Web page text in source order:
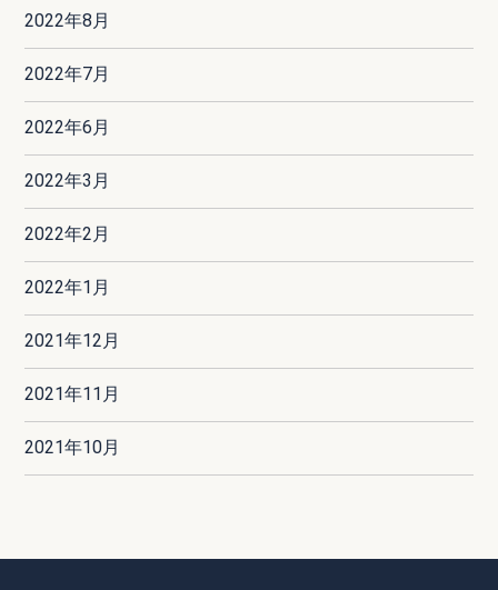
2022年8月
2022年7月
2022年6月
2022年3月
2022年2月
2022年1月
2021年12月
2021年11月
2021年10月